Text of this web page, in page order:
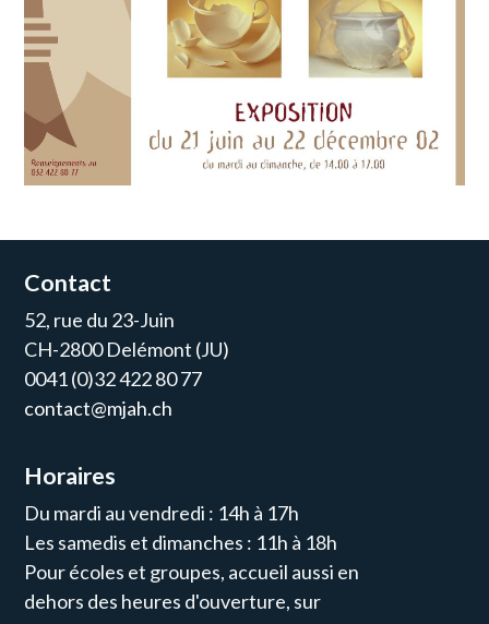
Contact
52, rue du 23-Juin
CH-2800 Delémont (JU)
0041 (0)32 422 80 77
contact@mjah.ch
Horaires
Du mardi au vendredi : 14h à 17h
Les samedis et dimanches : 11h à 18h
Pour écoles et groupes, accueil aussi en
dehors des heures d'ouverture, sur